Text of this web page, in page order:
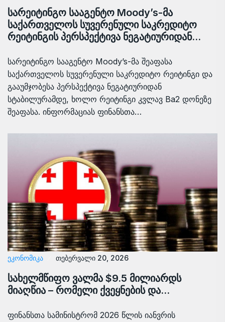
სარეიტინგო სააგენტო Moody’s-მა
საქართველოს სუვერენული საკრედიტო
რეიტინგის პერსპექტივა ნეგატიურიდან…
სარეიტინგო სააგენტო Moody’s-მა შეაფასა
საქართველოს სუვერენული საკრედიტო რეიტინგი და
გააუმჯობესა პერსპექტივა ნეგატიურიდან
სტაბილურამდე, ხოლო რეიტინგი კვლავ Ba2 დონეზე
შეაფასა. ინფორმაციას ფინანსთა…
ᲔᲙᲝᲜᲝᲛᲘᲙᲐ თებერვალი 20, 2026
სახელმწიფო ვალმა $9.5 მილიარდს
მიაღწია – რომელი ქვეყნების და…
ფინანსთა სამინისტრომ 2026 წლის იანვრის